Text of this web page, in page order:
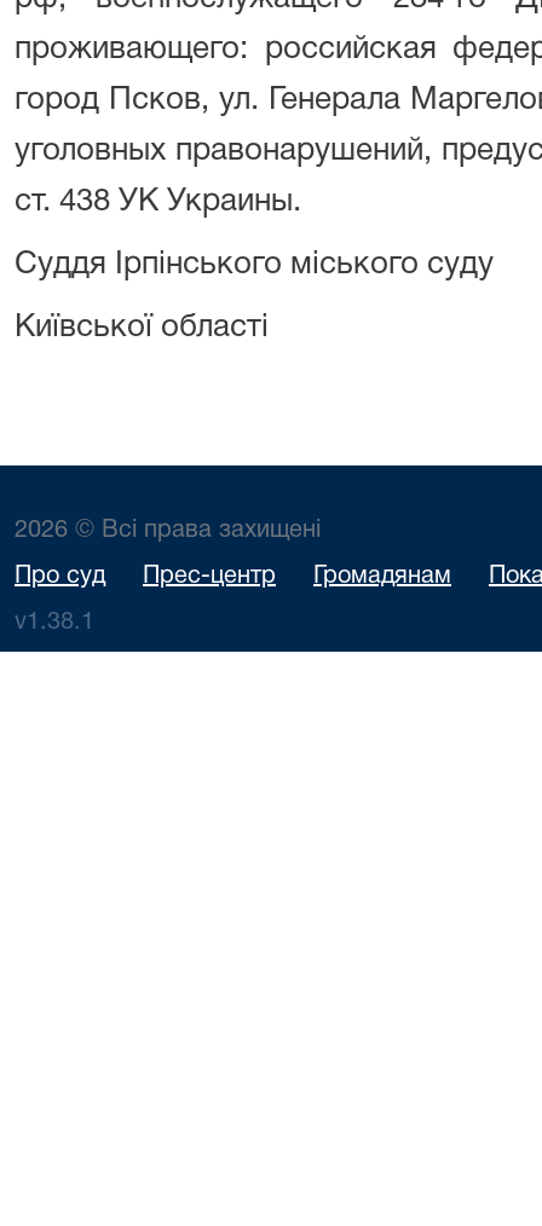
проживающего: российская
город Псков, ул. Генерала
уголовных правонарушений,
ст. 438 УК Украины.
Суддя Ірпінського міського суду
Київської області
2026 © Всі права захищені
Про суд Прес-центр Громадянам
v1.38.1